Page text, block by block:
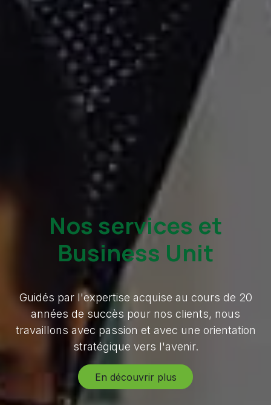
Nos services et
Business Unit
Guidés par l'expertise acquise au cours de 20
années de succès pour nos clients, nous
travaillons avec passion et avec une orientation
stratégique vers l'avenir.
En découvrir plus